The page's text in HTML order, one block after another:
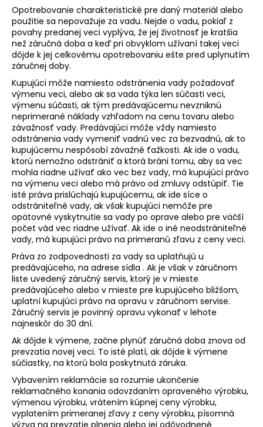
Opotrebovanie charakteristické pre daný materiál alebo
použitie sa nepovažuje za vadu. Nejde o vadu, pokiaľ z
povahy predanej veci vyplýva, že jej životnosť je kratšia
než záručná doba a keď pri obvyklom užívaní takej veci
dôjde k jej celkovému opotrebovaniu ešte pred uplynutím
záručnej doby.
Kupujúci môže namiesto odstránenia vady požadovať
výmenu veci, alebo ak sa vada týka len súčasti veci,
výmenu súčasti, ak tým predávajúcemu nevzniknú
neprimerané náklady vzhľadom na cenu tovaru alebo
závažnosť vady. Predávajúci môže vždy namiesto
odstránenia vady vymeniť vadnú vec za bezvadnú, ak to
kupujúcemu nespôsobí závažné ťažkosti. Ak ide o vadu,
ktorú nemožno odstrániť a ktorá bráni tomu, aby sa vec
mohla riadne užívať ako vec bez vady, má kupujúci právo
na výmenu veci alebo má právo od zmluvy odstúpiť. Tie
isté práva prislúchajú kupujúcemu, ak ide síce o
odstrániteľné vady, ak však kupujúci nemôže pre
opätovné vyskytnutie sa vady po oprave alebo pre väčší
počet vád vec riadne užívať. Ak ide o iné neodstrániteľné
vady, má kupujúci právo na primeranú zľavu z ceny veci.
Práva zo zodpovednosti za vady sa uplatňujú u
predávajúceho, na adrese sídla . Ak je však v záručnom
liste uvedený záručný servis, ktorý je v mieste
predávajúceho alebo v mieste pre kupujúceho bližšom,
uplatní kupujúci právo na opravu v záručnom servise.
Záručný servis je povinný opravu vykonať v lehote
najneskôr do 30 dní.
Ak dôjde k výmene, začne plynúť záručná doba znova od
prevzatia novej veci. To isté platí, ak dôjde k výmene
súčiastky, na ktorú bola poskytnutá záruka.
Vybavením reklamácie sa rozumie ukončenie
reklamačného konania odovzdaním opraveného výrobku,
výmenou výrobku, vrátením kúpnej ceny výrobku,
vyplatením primeranej zľavy z ceny výrobku, písomná